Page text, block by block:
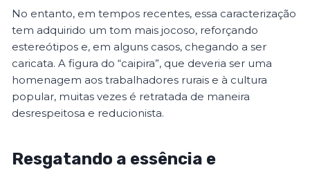
No entanto, em tempos recentes, essa caracterização
tem adquirido um tom mais jocoso, reforçando
estereótipos e, em alguns casos, chegando a ser
caricata. A figura do “caipira”, que deveria ser uma
homenagem aos trabalhadores rurais e à cultura
popular, muitas vezes é retratada de maneira
desrespeitosa e reducionista.
Resgatando a essência e